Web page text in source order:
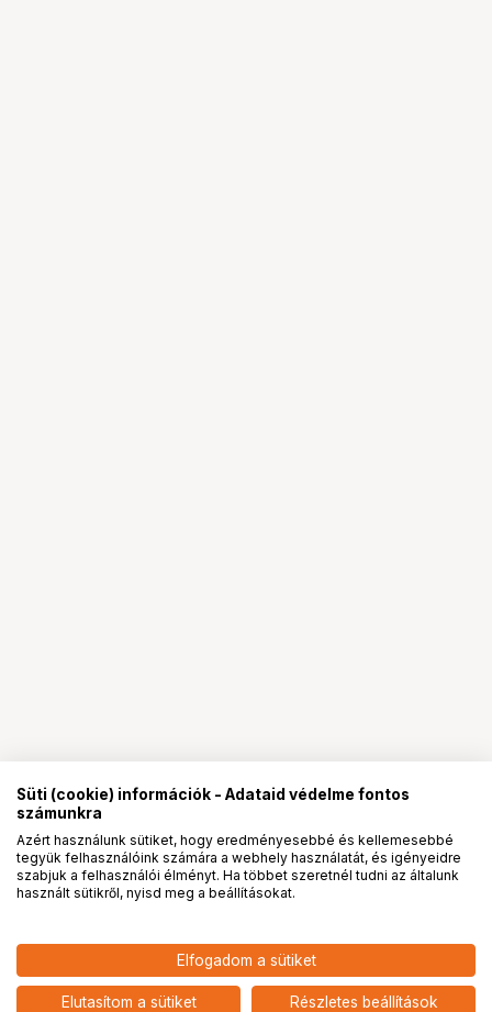
Samyang első objektívsapka AF 35mm F1.8 P
FE / AF 85mm F1.8 II objektívekhez
- HUF
nettó: -
PROpartnerségek
Süti (cookie) információk - Adataid védelme fontos
számunkra
Azért használunk sütiket, hogy eredményesebbé és kellemesebbé
tegyük felhasználóink számára a webhely használatát, és igényeidre
szabjuk a felhasználói élményt. Ha többet szeretnél tudni az általunk
használt sütikről, nyisd meg a beállításokat.
Elfogadom a sütiket
Elutasítom a sütiket Részletes beállítások